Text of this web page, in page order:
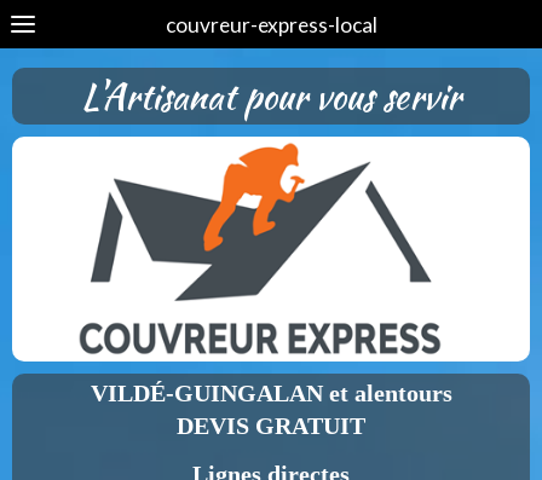
couvreur-express-local
L'Artisanat pour vous servir
VILDÉ-GUINGALAN et alentours
DEVIS GRATUIT
Lignes directes